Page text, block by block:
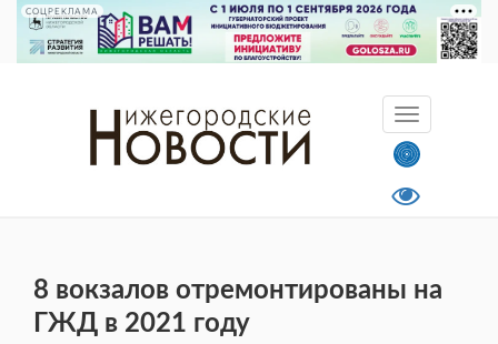
СОЦРЕКЛАМА
8 вокзалов отремонтированы на
ГЖД в 2021 году